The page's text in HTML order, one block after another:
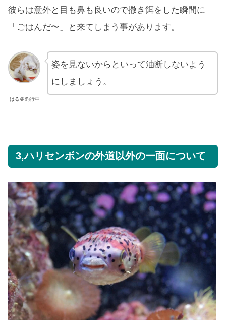
彼らは意外と目も鼻も良いので撒き餌をした瞬間に
「ごはんだ〜」と来てしまう事があります。
はる＠釣行中
姿を見ないからといって油断しないよう
にしましょう。
3,ハリセンボンの外道以外の一面について